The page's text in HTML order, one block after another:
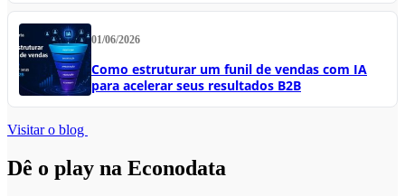
01/06/2026
Como estruturar um funil de vendas com IA
para acelerar seus resultados B2B
Visitar o blog
Dê o play na Econodata